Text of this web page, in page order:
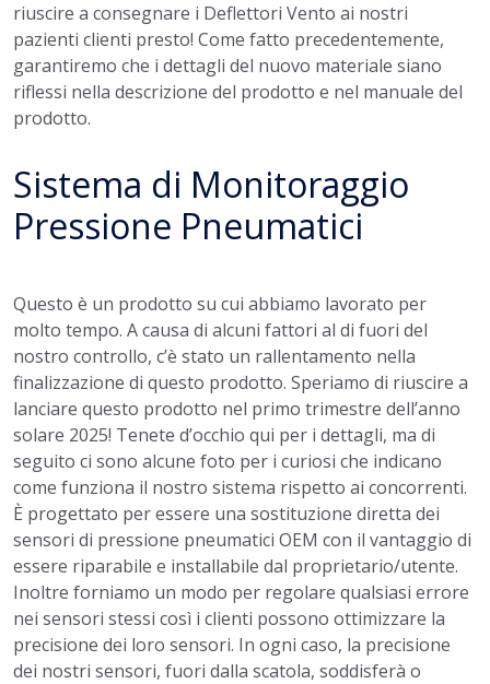
riuscire a consegnare i Deflettori Vento ai nostri
pazienti clienti presto! Come fatto precedentemente,
garantiremo che i dettagli del nuovo materiale siano
riflessi nella descrizione del prodotto e nel manuale del
prodotto.
Sistema di Monitoraggio
Pressione Pneumatici
Questo è un prodotto su cui abbiamo lavorato per
molto tempo. A causa di alcuni fattori al di fuori del
nostro controllo, c’è stato un rallentamento nella
finalizzazione di questo prodotto. Speriamo di riuscire a
lanciare questo prodotto nel primo trimestre dell’anno
solare 2025! Tenete d’occhio qui per i dettagli, ma di
seguito ci sono alcune foto per i curiosi che indicano
come funziona il nostro sistema rispetto ai concorrenti.
È progettato per essere una sostituzione diretta dei
sensori di pressione pneumatici OEM con il vantaggio di
essere riparabile e installabile dal proprietario/utente.
Inoltre forniamo un modo per regolare qualsiasi errore
nei sensori stessi così i clienti possono ottimizzare la
precisione dei loro sensori. In ogni caso, la precisione
dei nostri sensori, fuori dalla scatola, soddisferà o